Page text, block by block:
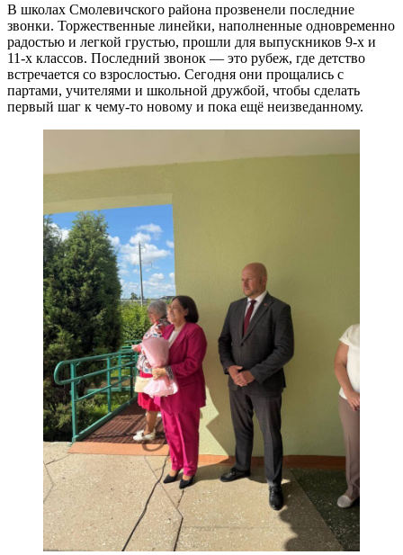
В школах Смолевичского района прозвенели последние
звонки. Торжественные линейки, наполненные одновременно
радостью и легкой грустью, прошли для выпускников 9-х и
11-х классов. Последний звонок — это рубеж, где детство
встречается со взрослостью. Сегодня они прощались с
партами, учителями и школьной дружбой, чтобы сделать
первый шаг к чему-то новому и пока ещё неизведанному.